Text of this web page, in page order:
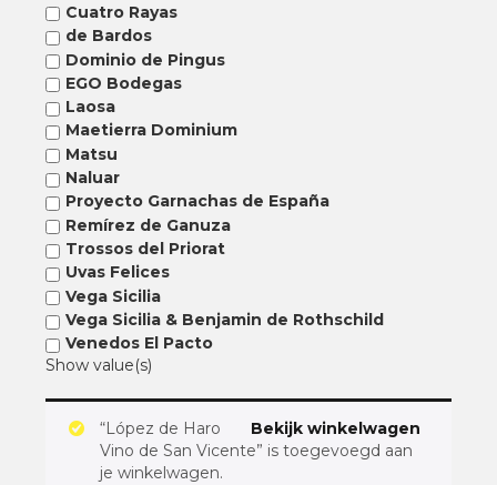
Cuatro Rayas
de Bardos
Dominio de Pingus
EGO Bodegas
Laosa
Maetierra Dominium
Matsu
Naluar
Proyecto Garnachas de España
Remírez de Ganuza
Trossos del Priorat
Uvas Felices
Vega Sicilia
Vega Sicilia & Benjamin de Rothschild
Venedos El Pacto
Show value(s)
Bekijk winkelwagen
“López de Haro
Vino de San Vicente” is toegevoegd aan
je winkelwagen.